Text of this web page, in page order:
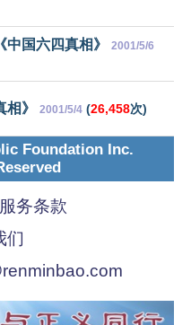
中国六四真相》 2001/5/6
相》 2001/5/4 (26,458次)
Foundation Inc.
务条款
们